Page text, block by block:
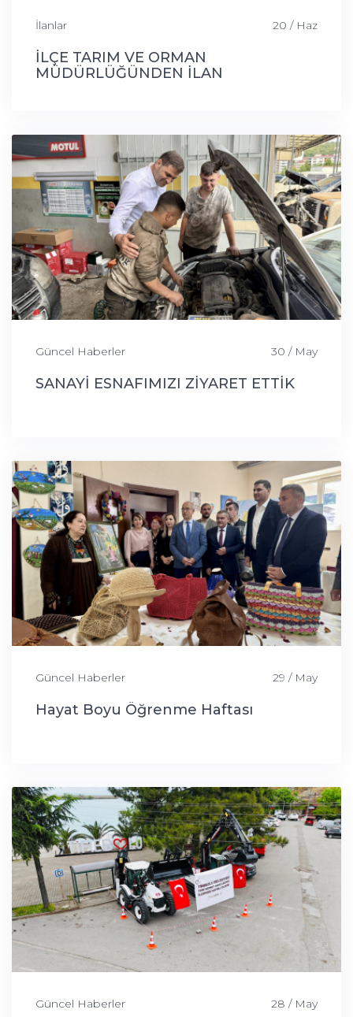
İlanlar 20 / Haz
İLÇE TARIM VE ORMAN
MÜDÜRLÜĞÜNDEN İLAN
Güncel Haberler 30 / May
SANAYİ ESNAFIMIZI ZİYARET ETTİK
Güncel Haberler 29 / May
Hayat Boyu Öğrenme Haftası
Güncel Haberler 28 / May